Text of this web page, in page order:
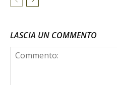
LASCIA UN COMMENTO